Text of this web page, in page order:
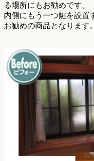
る場所にもお勧めです。
内側にもう一つ鍵を設置
お勧めの商品となります。